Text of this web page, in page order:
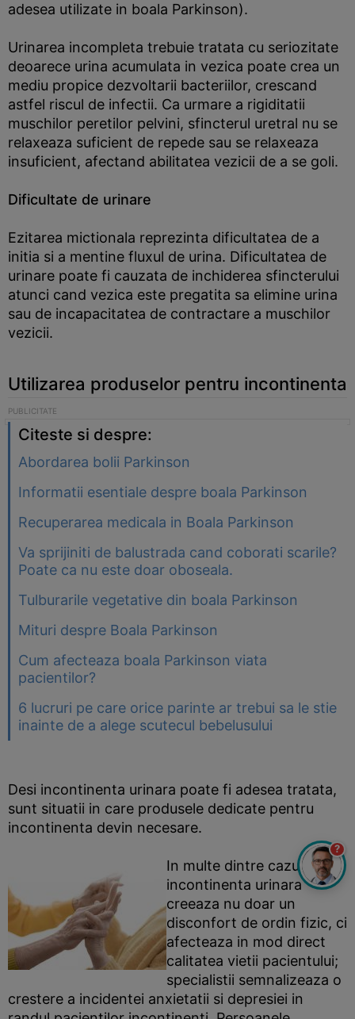
adesea utilizate in boala Parkinson).
Urinarea incompleta trebuie tratata cu seriozitate
deoarece urina acumulata in vezica poate crea un
mediu propice dezvoltarii bacteriilor, crescand
astfel riscul de infectii. Ca urmare a rigiditatii
muschilor peretilor pelvini, sfincterul uretral nu se
relaxeaza suficient de repede sau se relaxeaza
insuficient, afectand abilitatea vezicii de a se goli.
Dificultate de urinare
Ezitarea mictionala reprezinta dificultatea de a
initia si a mentine fluxul de urina. Dificultatea de
urinare poate fi cauzata de inchiderea sfincterului
atunci cand vezica este pregatita sa elimine urina
sau de incapacitatea de contractare a muschilor
vezicii.
Utilizarea produselor pentru incontinenta
Citeste si despre:
Abordarea bolii Parkinson
Informatii esentiale despre boala Parkinson
Recuperarea medicala in Boala Parkinson
Va sprijiniti de balustrada cand coborati scarile?
Poate ca nu este doar oboseala.
Tulburarile vegetative din boala Parkinson
Mituri despre Boala Parkinson
Cum afecteaza boala Parkinson viata
pacientilor?
6 lucruri pe care orice parinte ar trebui sa le stie
inainte de a alege scutecul bebelusului
Desi incontinenta urinara poate fi adesea tratata,
sunt situatii in care produsele dedicate pentru
incontinenta devin necesare.
In multe dintre cazuri,
incontinenta urinara
creeaza nu doar un
disconfort de ordin fizic, ci
afecteaza in mod direct
calitatea vietii pacientului;
specialistii semnalizeaza o
crestere a incidentei anxietatii si depresiei in
?